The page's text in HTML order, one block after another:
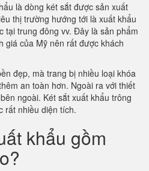
là dòng két sắt được sản xuất
thị trường hướng tới là xuất khẩu
tại trung đông vv. Đây là sản phẩm
giá của Mỹ nên rất được khách
đẹp, mà trang bị nhiều loại khóa
an toàn hơn. Ngoài ra với thiết
ngoài. Két sắt xuất khẩu trông
rất nhiều diện tích.
khẩu gồm